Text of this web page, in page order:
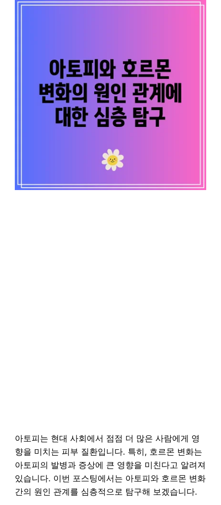
아토피는 현대 사회에서 점점 더 많은 사람에게 영
향을 미치는 피부 질환입니다. 특히, 호르몬 변화는
아토피의 발병과 증상에 큰 영향을 미친다고 알려져
있습니다. 이번 포스팅에서는 아토피와 호르몬 변화
간의 원인 관계를 심층적으로 탐구해 보겠습니다.